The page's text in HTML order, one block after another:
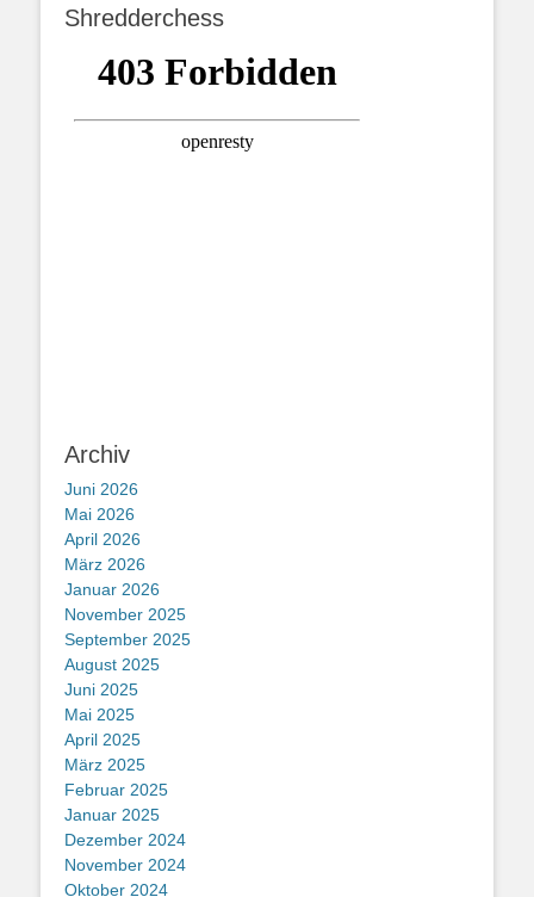
Shredderchess
Archiv
Juni 2026
Mai 2026
April 2026
März 2026
Januar 2026
November 2025
September 2025
August 2025
Juni 2025
Mai 2025
April 2025
März 2025
Februar 2025
Januar 2025
Dezember 2024
November 2024
Oktober 2024